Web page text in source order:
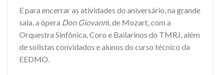
E para encerrar as atividades do aniversário, na grande
sala, a ópera Don Giovanni, de Mozart, com a
Orquestra Sinfônica, Coro e Bailarinos do TMRJ, além
de solistas convidados e alunos do curso técnico da
EEDMO.